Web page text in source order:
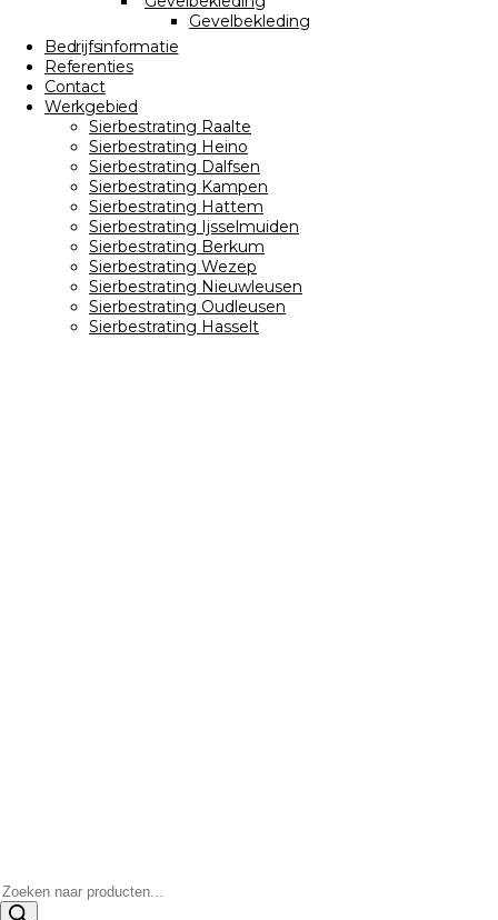
Gevelbekleding
Bedrijfsinformatie
Referenties
Contact
Werkgebied
Sierbestrating Raalte
Sierbestrating Heino
Sierbestrating Dalfsen
Sierbestrating Kampen
Sierbestrating Hattem
Sierbestrating Ijsselmuiden
Sierbestrating Berkum
Sierbestrating Wezep
Sierbestrating Nieuwleusen
Sierbestrating Oudleusen
Sierbestrating Hasselt
Producten
zoeken